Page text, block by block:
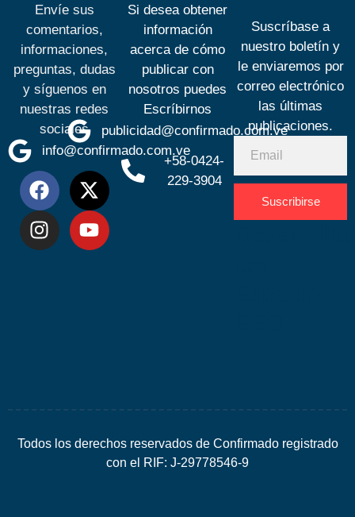
Envíe sus
comentarios,
informaciones,
preguntas, dudas
y síguenos en
nuestras redes
sociales
info@confirmado.com.ve
Si desea obtener
información
acerca de cómo
publicar con
nosotros puedes
Escríbirnos
publicidad@confirmado.com.ve
+58-0424-
229-3904
Suscríbase a
nuestro boletín y
le enviaremos por
correo electrónico
las últimas
publicaciones.
Suscribirse
Todos los derechos reservados de Confirmado registrado
con el RIF: J-29778546-9